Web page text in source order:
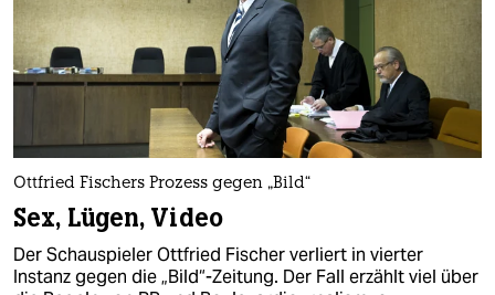
Ottfried Fischers Prozess gegen „Bild“
Sex, Lügen, Video
Der Schauspieler Ottfried Fischer verliert in vierter
Instanz gegen die „Bild“-Zeitung. Der Fall erzählt viel über